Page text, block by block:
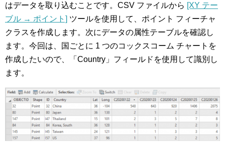
はデータを取り込むことです。CSV ファイルから [XY テー
ブル → ポイント] ツールを使用して、ポイント フィーチャ
クラスを作成します。次にデータの属性テーブルを確認し
ます。今回は、国ごとに 1 つのコックスコーム チャートを
作成したいので、「Country」フィールドを使用して識別し
ます。